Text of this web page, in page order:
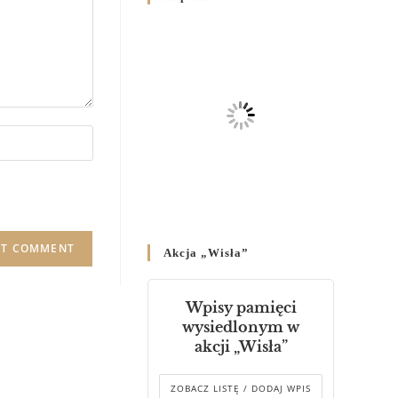
Родин
Справ Молоді та встановленя
складу Катихитичної Комісії
днях 2-12 липня 2024 р.”
Декрет єпископів
Перемисько-Варшавської
Митрополії стосовно
звершування Божественної
літургії
Akcja „Wisła”
Wpisy pamięci
wysiedlonym w
akcji „Wisła”
ZOBACZ LISTĘ / DODAJ WPIS